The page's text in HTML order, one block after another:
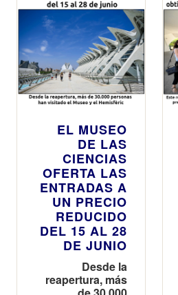
EL MUSEO
DE LAS
CIENCIAS
OFERTA LAS
ENTRADAS A
UN PRECIO
REDUCIDO
DEL 15 AL 28
DE JUNIO
Desde la
reapertura, más